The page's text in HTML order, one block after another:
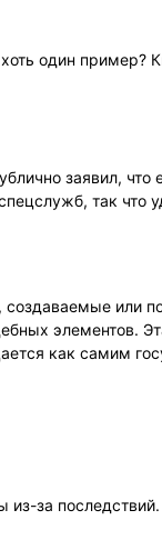
один пример?
заявил, что
так что
или
элементов.
как самим
за